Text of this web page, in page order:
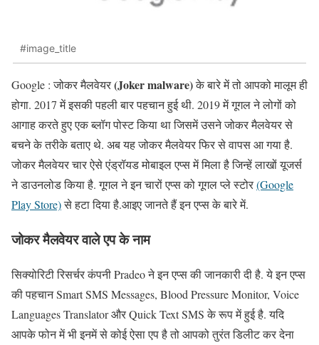
#image_title
Google : जोकर मैलवेयर(Joker malware)के बारे में तो आपको मालूम ही
होगा. 2017 में इसकी पहली बार पहचान हुई थी. 2019 में गूगल ने लोगों को
आगाह करते हुए एक ब्लॉग पोस्ट किया था जिसमें उसने जोकर मैलवेयर से
बचने के तरीके बताए थे. अब यह जोकर मैलवेयर फिर से वापस आ गया है.
जोकर मैलवेयर चार ऐसे एंड्रॉयड मोबाइल एप्स में मिला है जिन्हें लाखों यूजर्स
ने डाउनलोड किया है. गूगल ने इन चारों एप्स को गूगल प्ले स्टोर(Google
Play Store)से हटा दिया है.आइए जानते हैं इन एप्स के बारे में.
जोकर मैलवेयर वाले एप के नाम
सिक्योरिटी रिसर्चर कंपनी Pradeo ने इन एप्स की जानकारी दी है. ये इन एप्स
की पहचान Smart SMS Messages, Blood Pressure Monitor, Voice
Languages Translator और Quick Text SMS के रूप में हुई है. यदि
आपके फोन में भी इनमें से कोई ऐसा एप है तो आपको तुरंत डिलीट कर देना